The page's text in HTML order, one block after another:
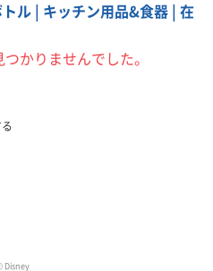
ル | キッチン用品&食器 | 在
かりませんでした。
Disney